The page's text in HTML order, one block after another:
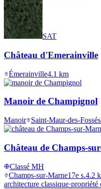
SAT
Château d'Emerainville
Émerainville4.1 km
Manoir de Champignol
Manoir Saint-Maur-des-Fossés
Château de Champs-
Classé MH
Champs-sur-Marne17e s.4.2
architecture classique·propriété